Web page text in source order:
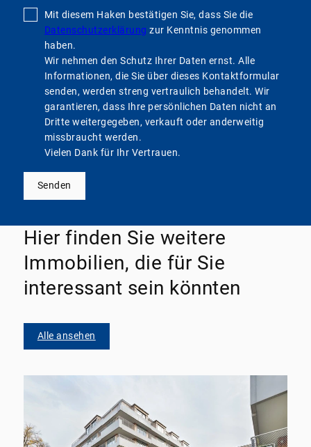
Mit diesem Haken bestätigen Sie, dass Sie die
Datenschutzerklärung zur Kenntnis genommen
haben.
Wir nehmen den Schutz Ihrer Daten ernst. Alle
Informationen, die Sie über dieses Kontaktformular
senden, werden streng vertraulich behandelt. Wir
garantieren, dass Ihre persönlichen Daten nicht an
Dritte weitergegeben, verkauft oder anderweitig
missbraucht werden.
Vielen Dank für Ihr Vertrauen.
Senden
Hier finden Sie weitere
Immobilien, die für Sie
interessant sein könnten
Alle ansehen